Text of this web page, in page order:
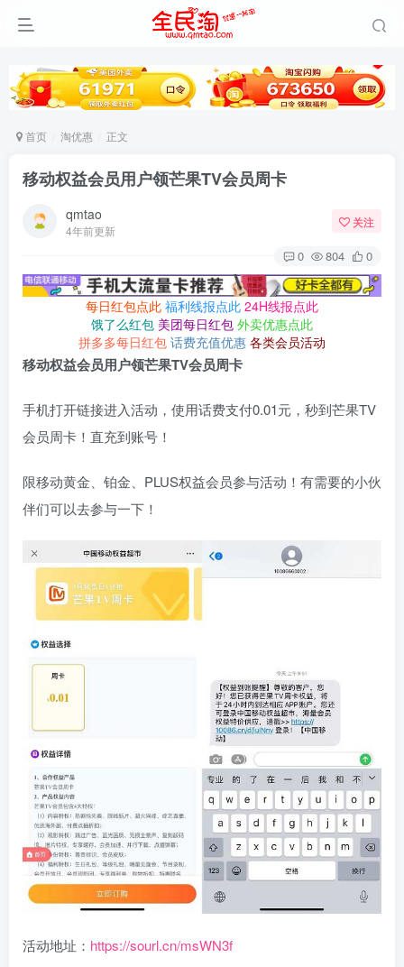
首页 淘优惠 正文
移动权益会员用户领芒果TV会员周卡
qmtao
4年前更新
关注
0 804 0
每日红包点此 福利线报点此 24H线报点此
饿了么红包 美团每日红包 外卖优惠点此
拼多多每日红包 话费充值优惠 各类会员活动
移动权益会员用户领芒果TV会员周卡
手机打开链接进入活动，使用话费支付0.01元，秒到芒果TV
会员周卡！直充到账号！
限移动黄金、铂金、PLUS权益会员参与活动！有需要的小伙
伴们可以去参与一下！
活动地址： https://sourl.cn/msWN3f